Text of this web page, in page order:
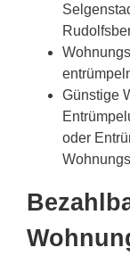
Günstige
oder